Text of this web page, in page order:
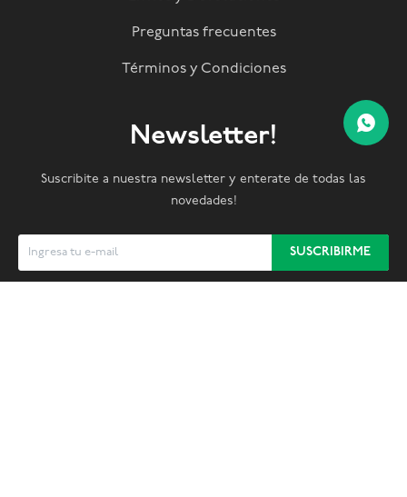
Preguntas frecuentes
Términos y Condiciones
Newsletter!
Suscribite a nuestra newsletter y enterate de todas las
novedades!
SUSCRIBIRME